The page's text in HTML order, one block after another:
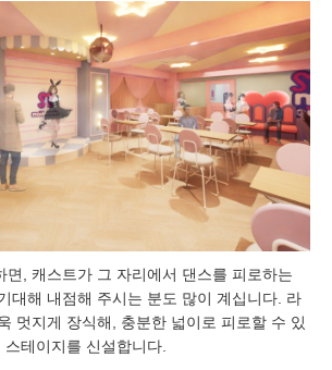
면, 캐스트가 그 자리에서 댄스를 피로하는
대해 내점해 주시는 분도 많이 계십니다. 라
멋지게 장식해, 충분한 넓이로 피로할 수 있
테이지를 신설합니다.